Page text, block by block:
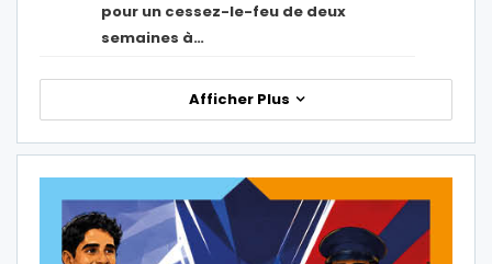
pour un cessez-le-feu de deux
semaines à…
Afficher Plus